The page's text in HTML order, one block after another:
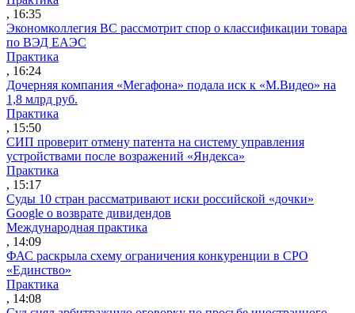
, 16:35
Экономколлегия ВС рассмотрит спор о классификации товара
по ВЭД ЕАЭС
Практика
, 16:24
Дочерняя компания «Мегафона» подала иск к «М.Видео» на
1,8 млрд руб.
Практика
, 15:50
СИП проверит отмену патента на систему управления
устройствами после возражений «Яндекса»
Практика
, 15:17
Суды 10 стран рассматривают иски российской «дочки»
Google о возврате дивидендов
Международная практика
, 14:09
ФАС раскрыла схему ограничения конкуренции в СРО
«Единство»
Практика
, 14:08